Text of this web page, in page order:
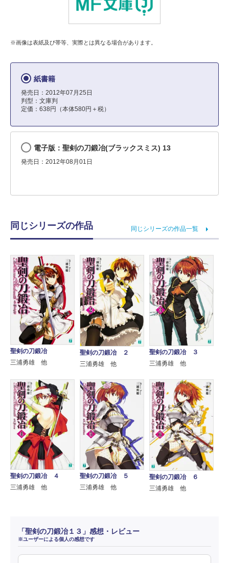
※画像は表紙及び帯等、実際とは異なる場合があります。
紙書籍
発売日：2012年07月25日
判型：文庫判
定価：638円（本体580円＋税）
電子版：聖剣の刀鍛冶(ブラックスミス) 13
発売日：2012年08月01日
同じシリーズの作品 同じシリーズの作品一覧
聖剣の刀鍛冶
三浦勇雄 他
聖剣の刀鍛冶 ２
三浦勇雄 他
聖剣の刀鍛冶 ３
三浦勇雄 他
聖剣の刀鍛冶 ４
三浦勇雄 他
聖剣の刀鍛冶 ５
三浦勇雄 他
聖剣の刀鍛冶 ６
三浦勇雄 他
「聖剣の刀鍛冶１３」感想・レビュー
※ユーザーによる個人の感想です